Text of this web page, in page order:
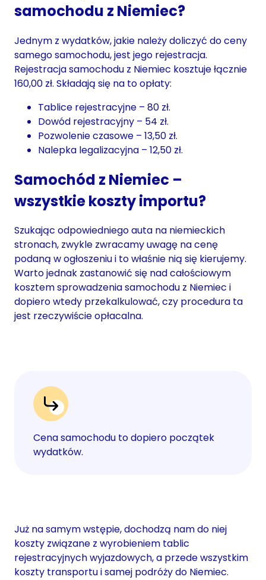
samochodu z Niemiec?
Jednym z wydatków, jakie należy doliczyć do ceny
samego samochodu, jest jego rejestracja.
Rejestracja samochodu z Niemiec kosztuje łącznie
160,00 zł. Składają się na to opłaty:
Tablice rejestracyjne – 80 zł.
Dowód rejestracyjny – 54 zł.
Pozwolenie czasowe – 13,50 zł.
Nalepka legalizacyjna – 12,50 zł.
Samochód z Niemiec –
wszystkie koszty importu?
Szukając odpowiedniego auta na niemieckich
stronach, zwykle zwracamy uwagę na cenę
podaną w ogłoszeniu i to właśnie nią się kierujemy.
Warto jednak zastanowić się nad całościowym
kosztem sprowadzenia samochodu z Niemiec i
dopiero wtedy przekalkulować, czy procedura ta
jest rzeczywiście opłacalna.
Cena samochodu to dopiero początek
wydatków.
Już na samym wstępie, dochodzą nam do niej
koszty związane z wyrobieniem tablic
rejestracyjnych wyjazdowych, a przede wszystkim
koszty transportu i samej podróży do Niemiec.